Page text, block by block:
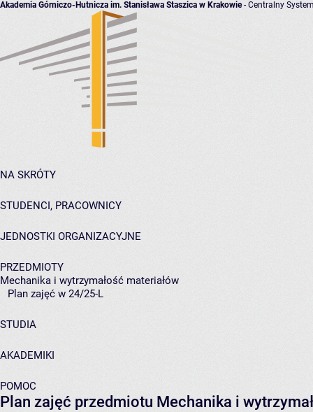
Akademia Górniczo-Hutnicza im. Stanisława Staszica w Krakowie- Centralny
NA SKRÓTY
STUDENCI, PRACOWNICY
JEDNOSTKI ORGANIZACYJNE
PRZEDMIOTY
Mechanika i wytrzymałość materiałów
Plan zajęć w 24/25-L
STUDIA
AKADEMIKI
POMOC
Plan zajęć przedmiotu Mechanika i